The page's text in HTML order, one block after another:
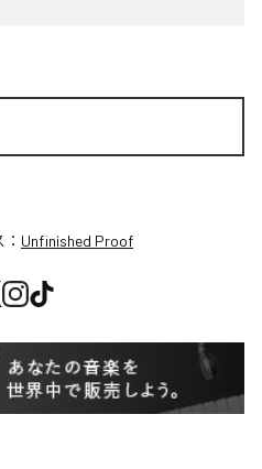
Unfinished Proof